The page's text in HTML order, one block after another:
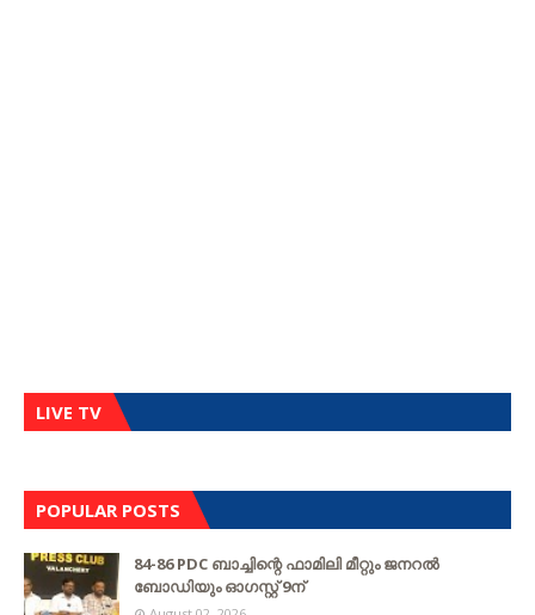
LIVE TV
POPULAR POSTS
84-86 PDC ബാച്ചിന്റെ ഫാമിലി മീറ്റും ജനറൽ
ബോഡിയും ഓഗസ്റ്റ് 9ന്